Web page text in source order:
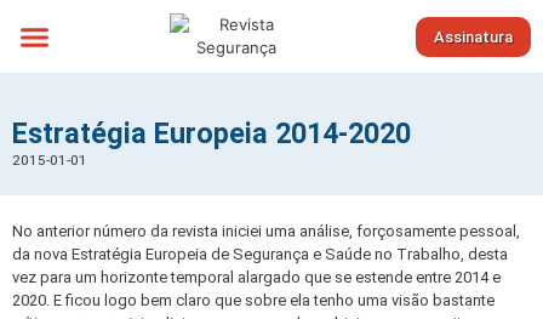
Assinatura
Estratégia Europeia 2014-2020
2015-01-01
No anterior número da revista iniciei uma análise, forçosamente pessoal,
da nova Estratégia Europeia de Segurança e Saúde no Trabalho, desta
vez para um horizonte temporal alargado que se estende entre 2014 e
2020. E ficou logo bem claro que sobre ela tenho uma visão bastante